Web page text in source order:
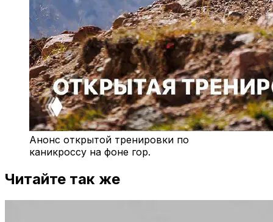
Анонс открытой тренировки по
каникроссу на фоне гор.
Читайте так же